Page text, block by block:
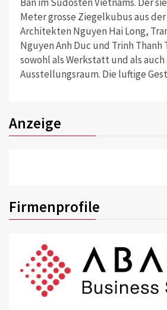
Meter grosse Ziegelkubus aus
Architekten Nguyen Hai Long,
Nguyen Anh Duc und Trinh Thanh
sowohl als Werkstatt und als auch
Ausstellungsraum. Die luftige
Anzeige
Firmenprofile